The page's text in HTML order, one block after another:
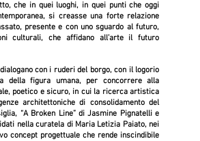
che in quei luoghi, in quei punti che oggi
si creasse una forte relazione
presente e con uno sguardo al futuro,
culturali, che affidano all’arte il futuro
con i ruderi del borgo, con il logorio
della figura umana, per concorrere alla
poetico e sicuro, in cui la ricerca artistica
architettoniche di consolidamento del
, “A Broken Line” diJasmine Pignatellie
nella curatela di Maria Letizia Paiato, nei
concept progettuale che rende inscindibile